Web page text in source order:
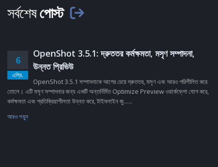
সর্বশেষপোস্ট
6
এপ্রি.
OpenShot 3.5.1: দ্রুততর কর্মক্ষমতা, মসৃণ সম্পাদনা,
উন্নত প্রিভিউ
OpenShot 3.5.1 সম্পাদনাকে আগের চেয়ে দ্রুততর, মসৃণ এবং আরও পরিশীলিত করে
তোলে। এটি মসৃণ সম্পাদনার জন্য একটি অন্তর্নির্মিত Optimize Preview ওয়ার্কফ্লো যোগ করে,
কর্মক্ষমতা এবং প্রতিক্রিয়াশীলতা উন্নত করে, টাইমলাইন জু......
আরও পড়ুন